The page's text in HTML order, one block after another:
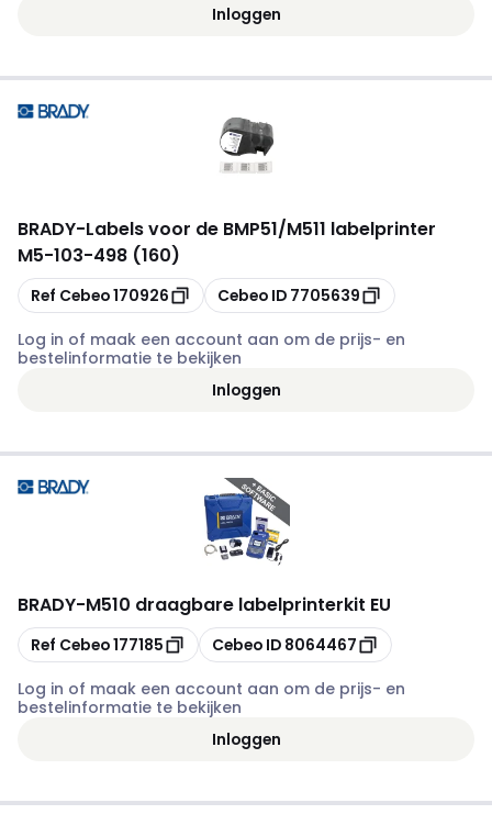
Inloggen
BRADY-Labels voor de BMP51/M511 labelprinter
M5-103-498 (160)
Kopiëren
Ref Cebeo170926 Kopiëren
Cebeo ID 7705639
Log in of maak een account aan om de prijs- en
bestelinformatie te bekijken
Inloggen
BRADY-M510 draagbare labelprinterkit EU
Kopiëren
Ref Cebeo177185 Kopiëren
Cebeo ID 8064467
Log in of maak een account aan om de prijs- en
bestelinformatie te bekijken
Inloggen